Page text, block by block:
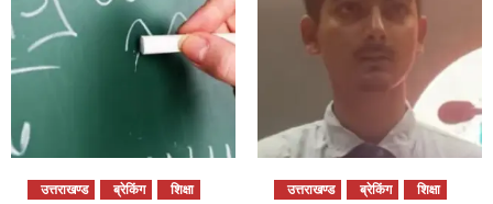
उत्तराखण्ड ब्रेकिंग
शिक्षा
उत्तराखण्ड ब्रेकिंग शिक्षा